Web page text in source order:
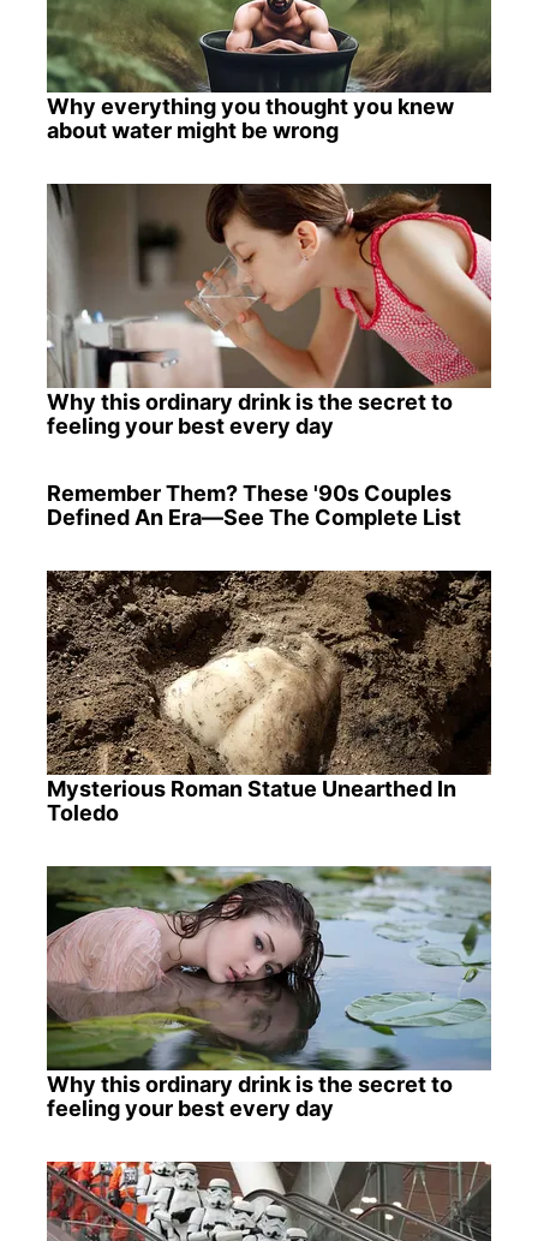
Why everything you thought you knew
about water might be wrong
Why this ordinary drink is the secret to
feeling your best every day
Remember Them? These '90s Couples
Defined An Era—See The Complete List
Mysterious Roman Statue Unearthed In
Toledo
Why this ordinary drink is the secret to
feeling your best every day